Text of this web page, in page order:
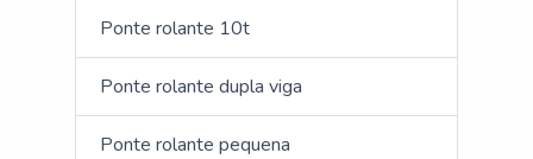
Ponte rolante 10t
Ponte rolante dupla viga
Ponte rolante pequena